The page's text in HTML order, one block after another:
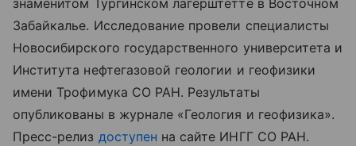
Забайкалье. Исследование провели специалисты
Новосибирского государственного университета и
Института нефтегазовой геологии и геофизики
имени Трофимука СО РАН. Результаты
опубликованы в журнале «Геология и геофизика».
Пресс-релиз доступен на сайте ИНГГ СО РАН.